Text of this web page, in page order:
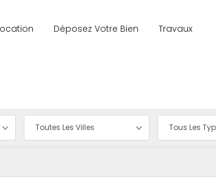
Déposez Votre Bien Travaux
Toutes Les Villes Tous Les